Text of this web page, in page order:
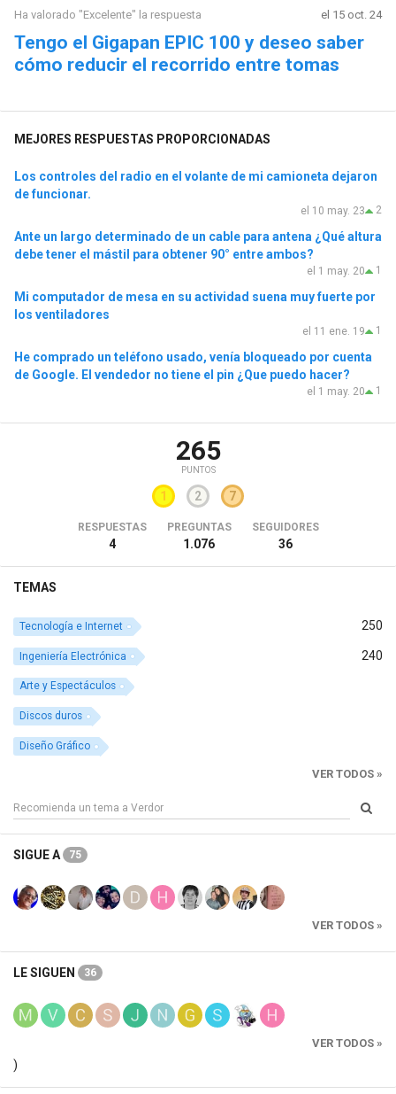
Ha valorado "Excelente" la respuesta el 15 oct. 24
Tengo el Gigapan EPIC 100 y deseo saber
cómo reducir el recorrido entre tomas
MEJORES RESPUESTAS PROPORCIONADAS
Los controles del radio en el volante de mi camioneta dejaron
de funcionar.
2
el 10 may. 23
Ante un largo determinado de un cable para antena ¿Qué altura
debe tener el mástil para obtener 90° entre ambos?
1
el 1 may. 20
Mi computador de mesa en su actividad suena muy fuerte por
los ventiladores
1
el 11 ene. 19
He comprado un teléfono usado, venía bloqueado por cuenta
de Google. El vendedor no tiene el pin ¿Que puedo hacer?
1
el 1 may. 20
265
PUNTOS
1 2 7
RESPUESTAS
4
PREGUNTAS
1.076
SEGUIDORES
36
TEMAS
250
Tecnología e Internet
240
Ingeniería Electrónica
Arte y Espectáculos
Discos duros
Diseño Gráfico
VER TODOS »
SIGUE A 75
VER TODOS »
LE SIGUEN 36
VER TODOS »
)